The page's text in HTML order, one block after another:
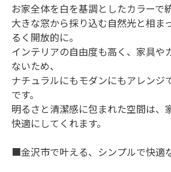
お家全体を白を基調としたカラーで
大きな窓から採り込む自然光と相ま
るく開放的に。
インテリアの自由度も高く、家具や
ないため、
ナチュラルにもモダンにもアレンジ
です。
明るさと清潔感に包まれた空間は、
快適にしてくれます。
■金沢市で叶える、シンプルで快適